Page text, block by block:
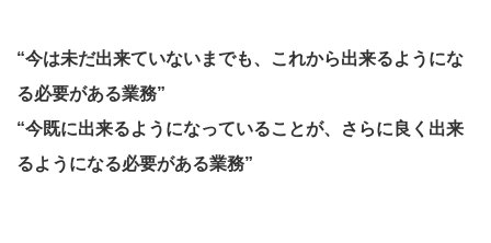
“今は未だ出来ていないまでも、これから出来るようにな
る必要がある業務”
“今既に出来るようになっていることが、さらに良く出来
るようになる必要がある業務”